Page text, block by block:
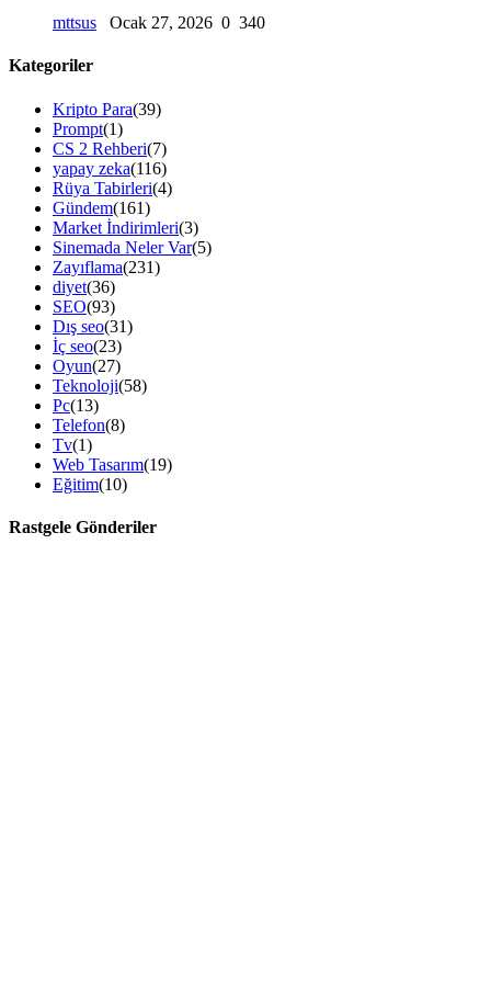
mttsus Ocak 27, 2026 0 340
Kategoriler
Kripto Para(39)
Prompt(1)
CS 2 Rehberi(7)
yapay zeka(116)
Rüya Tabirleri(4)
Gündem(161)
Market İndirimleri(3)
Sinemada Neler Var(5)
Zayıflama(231)
diyet(36)
SEO(93)
Dış seo(31)
İç seo(23)
Oyun(27)
Teknoloji(58)
Pc(13)
Telefon(8)
Tv(1)
Web Tasarım(19)
Eğitim(10)
Rastgele Gönderiler